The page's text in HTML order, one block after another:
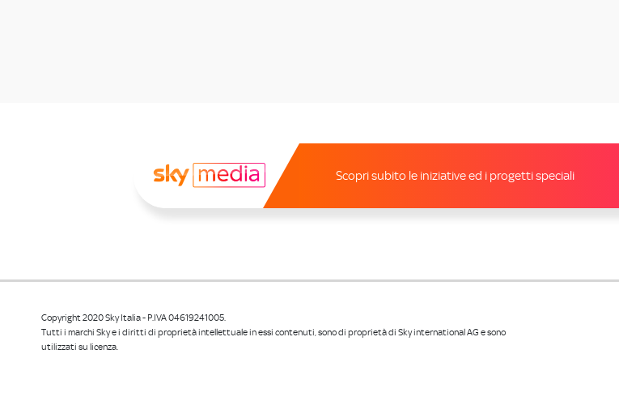
Scopri subito le iniziative ed i progetti speciali
Copyright 2020 Sky Italia - P.IVA 04619241005.
Tutti i marchi Sky e i diritti di proprietà intellettuale in essi contenuti, sono di proprietà di Sky international AG e sono
utilizzati su licenza.